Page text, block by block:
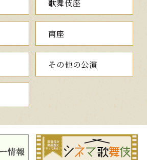
の姿は滑稽そのもの、初笑いにぴったりの
っ気たっぷりに名作歌舞伎のパロディや正
、喜劇味あふれる舞台をお楽しみくださ
第三部
燃やす平家の勇将・悪七兵衛景清。この
り、頼朝調伏を念じたために、天下は暗
歌舞伎座
南座
その他の公演